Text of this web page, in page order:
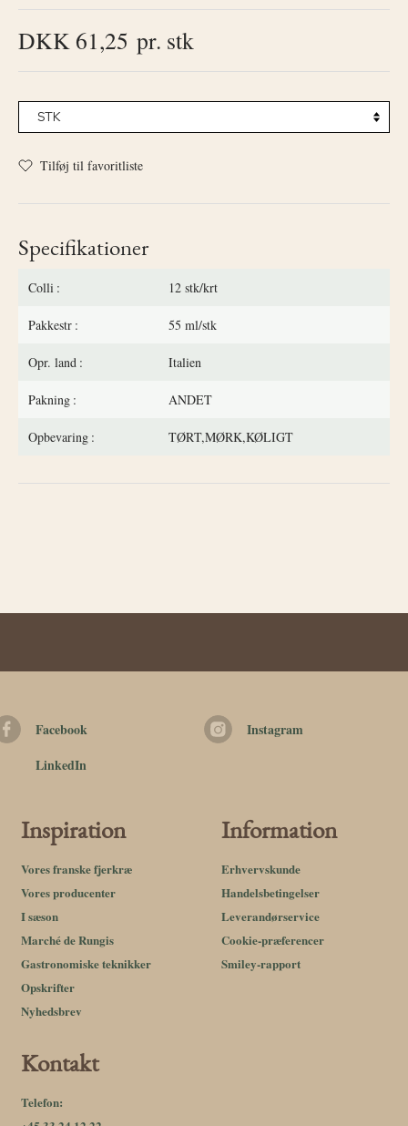
DKK 61,25 pr. stk
Tilføj til favoritliste
Specifikationer
Colli 12 stk/krt
Pakkestr 55 ml/stk
Opr. land Italien
Pakning ANDET
Opbevaring TØRT,MØRK,KØLIGT
Facebook
Instagram
LinkedIn
Inspiration
Vores franske fjerkræ
Vores producenter
I sæson
Marché de Rungis
Gastronomiske teknikker
Opskrifter
Nyhedsbrev
Information
Erhvervskunde
Handelsbetingelser
Leverandørservice
Cookie-præferencer
Smiley-rapport
Kontakt
Telefon: